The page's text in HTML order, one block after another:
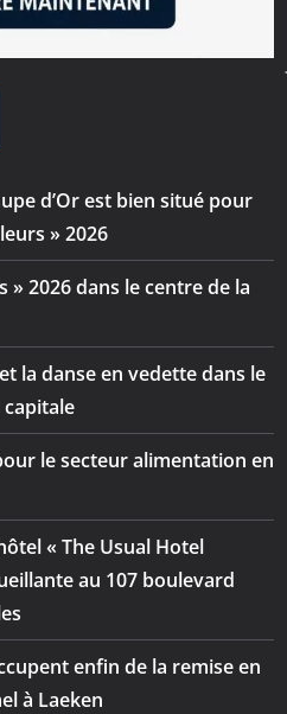
d’Or est bien situé pour
» 2026
» 2026 dans le centre de la
la danse en vedette dans le
le secteur alimentation en
« The Usual Hotel
au 107 boulevard
enfin de la remise en
à Laeken